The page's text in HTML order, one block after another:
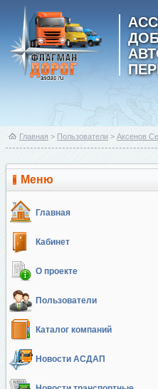
Главная > Пользователи > Аксенов
Меню
Главная
Кабинет
О проекте
Пользователи
Каталог компаний
Новости АСДАП